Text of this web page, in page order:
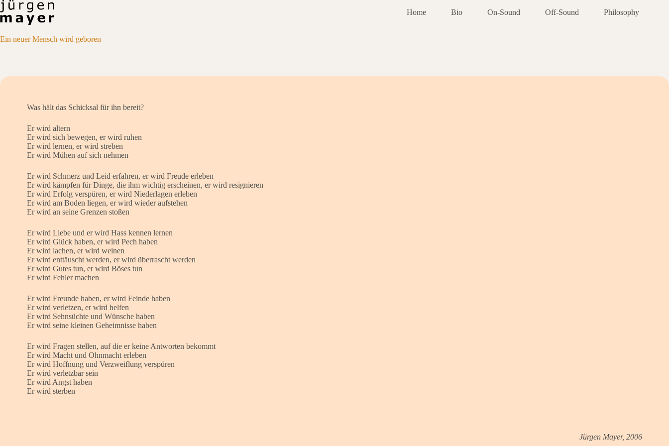
Skip
to
content
Home Bio On-Sound Off-Sound Philosophy
Ein neuer Mensch wird geboren
Was hält das Schicksal für ihn bereit?
Er wird altern
Er wird sich bewegen, er wird ruhen
Er wird lernen, er wird streben
Er wird Mühen auf sich nehmen
Er wird Schmerz und Leid erfahren, er wird Freude erleben
Er wird kämpfen für Dinge, die ihm wichtig erscheinen, er wird resignieren
Er wird Erfolg verspüren, er wird Niederlagen erleben
Er wird am Boden liegen, er wird wieder aufstehen
Er wird an seine Grenzen stoßen
Er wird Liebe und er wird Hass kennen lernen
Er wird Glück haben, er wird Pech haben
Er wird lachen, er wird weinen
Er wird enttäuscht werden, er wird überrascht werden
Er wird Gutes tun, er wird Böses tun
Er wird Fehler machen
Er wird Freunde haben, er wird Feinde haben
Er wird verletzen, er wird helfen
Er wird Sehnsüchte und Wünsche haben
Er wird seine kleinen Geheimnisse haben
Er wird Fragen stellen, auf die er keine Antworten bekommt
Er wird Macht und Ohnmacht erleben
Er wird Hoffnung und Verzweiflung verspüren
Er wird verletzbar sein
Er wird Angst haben
Er wird sterben
Jürgen Mayer, 2006